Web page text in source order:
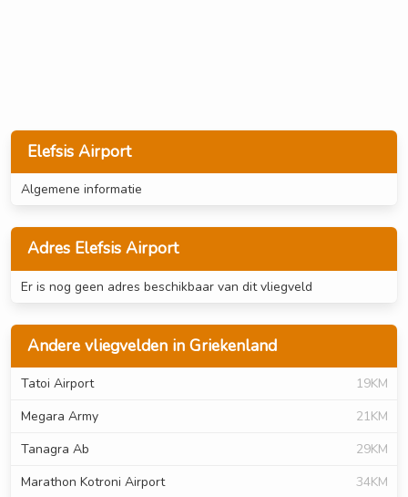
Elefsis Airport
Algemene informatie
Adres Elefsis Airport
Er is nog geen adres beschikbaar van dit vliegveld
Andere vliegvelden in Griekenland
Tatoi Airport
19KM
Megara Army
21KM
Tanagra Ab
29KM
Marathon Kotroni Airport
34KM